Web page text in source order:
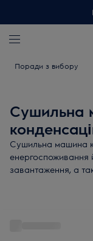
Поради з вибору
Сушильна
Сушильна машина
енергоспоживання
завантаження, а